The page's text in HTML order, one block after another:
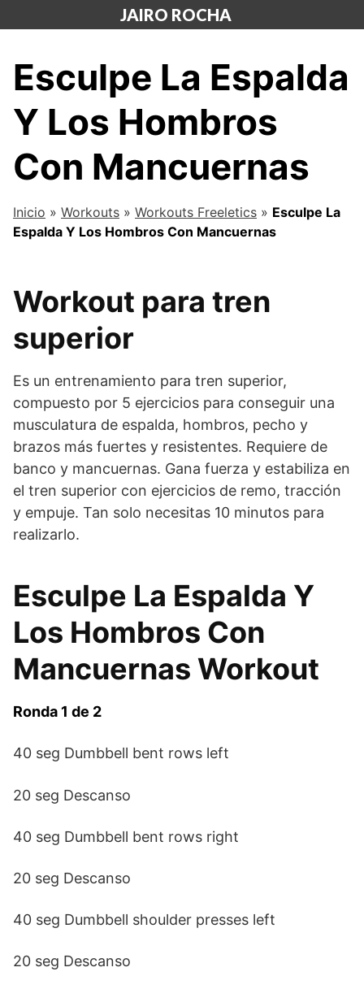
al
JAIRO ROCHA
Esculpe La Espalda
Y Los Hombros
Con Mancuernas
Inicio » Workouts » Workouts Freeletics » Esculpe La
Espalda Y Los Hombros Con Mancuernas
Workout para tren
superior
Es un entrenamiento para tren superior,
compuesto por 5 ejercicios para conseguir una
musculatura de espalda, hombros, pecho y
brazos más fuertes y resistentes. Requiere de
banco y mancuernas. Gana fuerza y estabiliza en
el tren superior con ejercicios de remo, tracción
y empuje. Tan solo necesitas 10 minutos para
realizarlo.
Esculpe La Espalda Y
Los Hombros Con
Mancuernas Workout
Ronda 1 de 2
40 seg Dumbbell bent rows left
20 seg Descanso
40 seg Dumbbell bent rows right
20 seg Descanso
40 seg Dumbbell shoulder presses left
20 seg Descanso